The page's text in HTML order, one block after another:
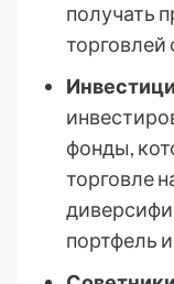
получать
торговлей
фонды,
торговле
портфель